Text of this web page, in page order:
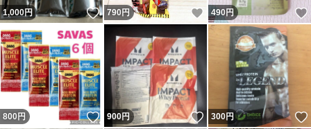
1,000円 いいね！
790 円 いいね！
490円
800 円 いいね！
900円 いいね！
300円